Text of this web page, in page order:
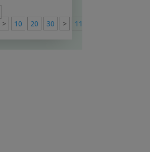
> 10 20 30 > 114